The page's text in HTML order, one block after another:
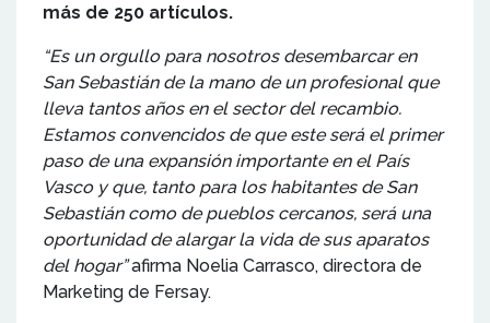
más de 250 artículos.
“Es un orgullo para nosotros desembarcar en
San Sebastián de la mano de un profesional que
lleva tantos años en el sector del recambio.
Estamos convencidos de que este será el primer
paso de una expansión importante en el País
Vasco y que, tanto para los habitantes de San
Sebastián como de pueblos cercanos, será una
oportunidad de alargar la vida de sus aparatos
del hogar”afirma Noelia Carrasco, directora de
Marketing de Fersay.